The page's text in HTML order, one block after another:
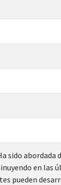
sido
en las
pueden